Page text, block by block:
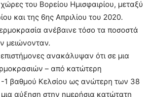
του Βορείου Ημισφαιρίου, μεταξύ
και της 6ης Απριλίου του 2020.
ανέβαινε τόσο τα ποσοστά
μειώνονταν.
ανακάλυψαν ότι σε μια
– από κατώτερη
-1 βαθμού Κελσίου ως ανώτερη των 38
αύξηση στην ημερήσια κατώτατη